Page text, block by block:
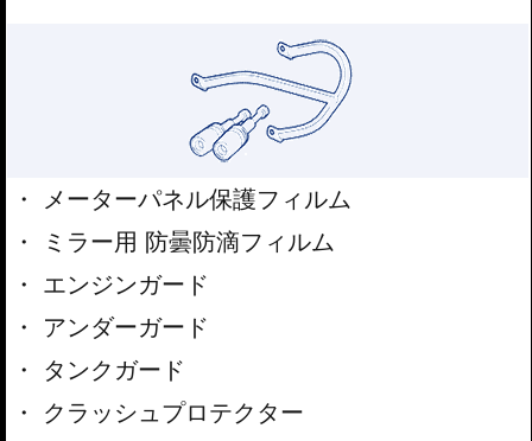
メーターパネル保護フィルム
ミラー用 防曇防滴フィルム
エンジンガード
アンダーガード
タンクガード
クラッシュプロテクター